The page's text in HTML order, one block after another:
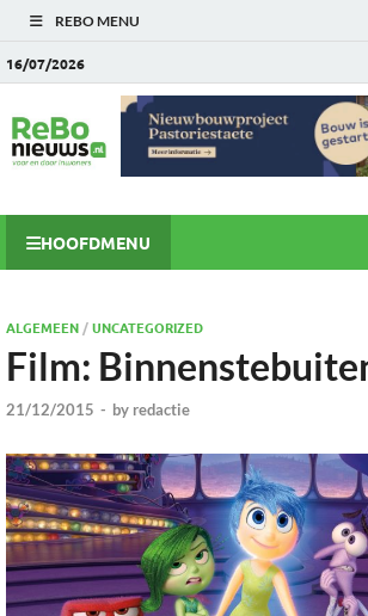
REBO MENU
16/07/2026
HOOFDMENU
ALGEMEEN/UNCATEGORIZED
Film:
21/12/2015 - by redactie